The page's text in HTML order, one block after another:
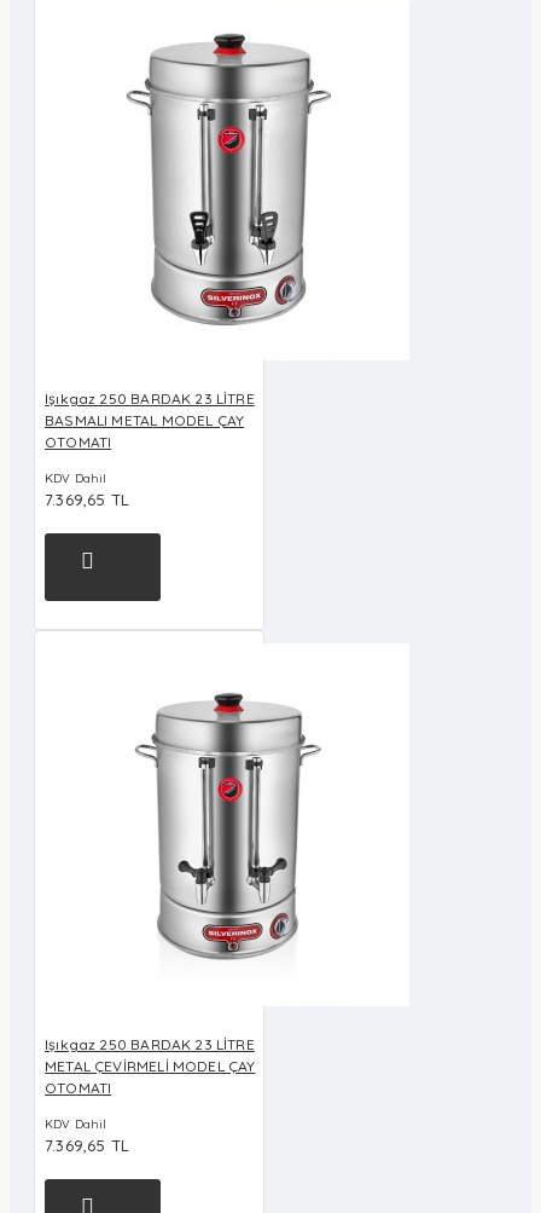
Işıkgaz 250 BARDAK 23 LİTRE
BASMALI METAL MODEL ÇAY
OTOMATI
KDV Dahil
7.369,65 TL
Işıkgaz 250 BARDAK 23 LİTRE
METAL ÇEVİRMELİ MODEL ÇAY
OTOMATI
KDV Dahil
7.369,65 TL